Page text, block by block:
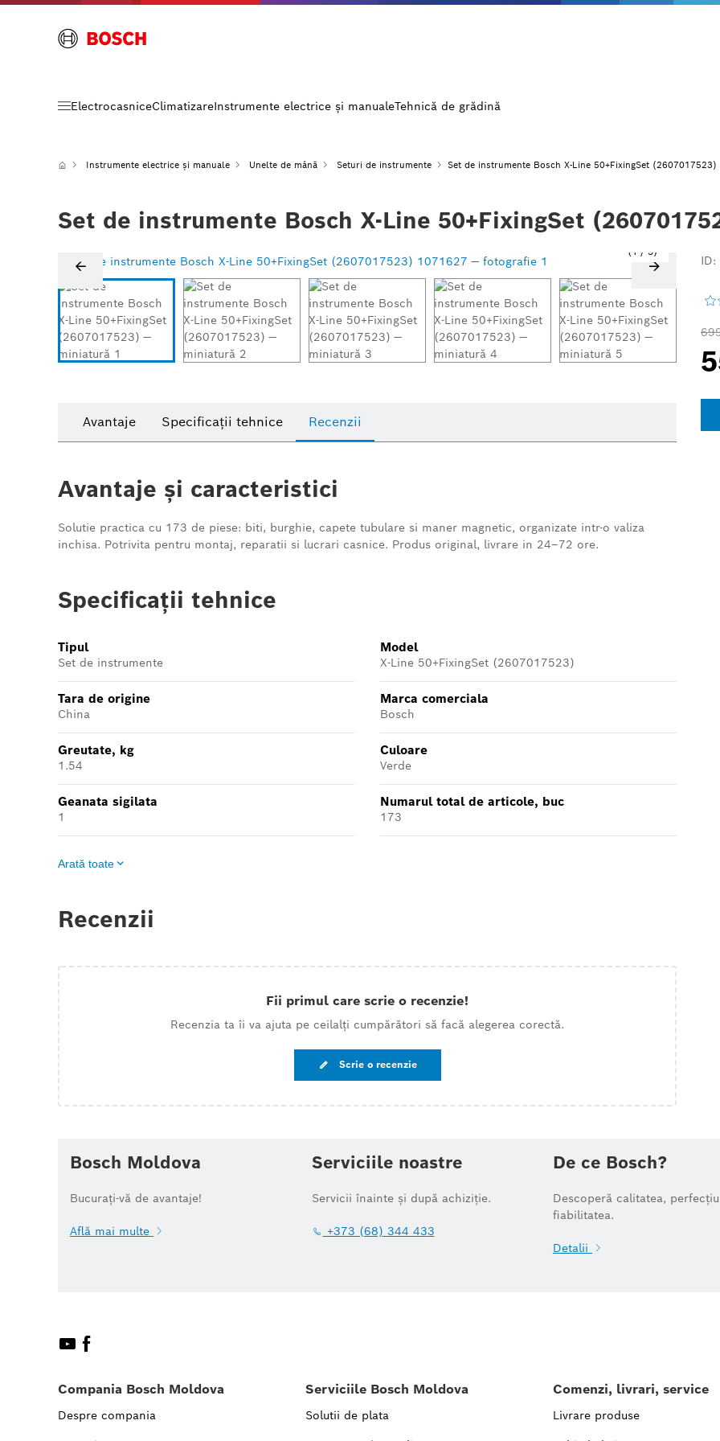
ElectrocasniceClimatizareInstrumente electrice și manualeTehnică de grădină
Instrumente electrice și manuale Unelte de mână Seturi de instrumente Set de instrumente Bosch X-Line 50+FixingSet (2607017523)
Set de instrumente Bosch X-Line 50+FixingSet
1 / 5
Avantaje Specificații tehnice Recenzii
Avantaje și caracteristici
Solutie practica cu 173 de piese: biti, burghie, capete tubulare si maner magnetic, organizate intr-o valiza
inchisa. Potrivita pentru montaj, reparatii si lucrari casnice. Produs original, livrare in 24–72 ore.
Specificații tehnice
Tipul
Set de instrumente
Model
X-Line 50+FixingSet (2607017523)
Tara de origine
China
Marca comerciala
Bosch
Greutate, kg
1.54
Culoare
Verde
Geanata sigilata
1
Numarul total de articole, buc
173
Arată toate
Recenzii
Fii primul care scrie o recenzie!
Recenzia ta îi va ajuta pe ceilalți cumpărători să facă alegerea corectă.
Scrie o recenzie
Bosch Moldova
Bucurați-vă de avantaje!
Află mai multe
Serviciile noastre
Servicii înainte și după achiziție.
+373 (68) 344 433
De ce Bosch?
Descoperă calitatea,
fiabilitatea.
Detalii
Compania Bosch Moldova
Despre compania
Serviciile Bosch Moldova
Solutii de plata
Comenzi, livrari, service
Livrare produse